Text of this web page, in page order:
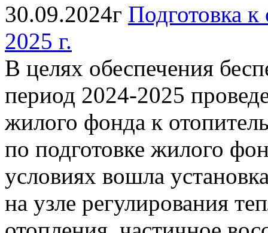
30.09.2024г Подготовка
2025 г.
В целях обеспечения
период 2024-2025
жилого фонда к
по подготовке жилого
условиях вошла
на узле регулирования